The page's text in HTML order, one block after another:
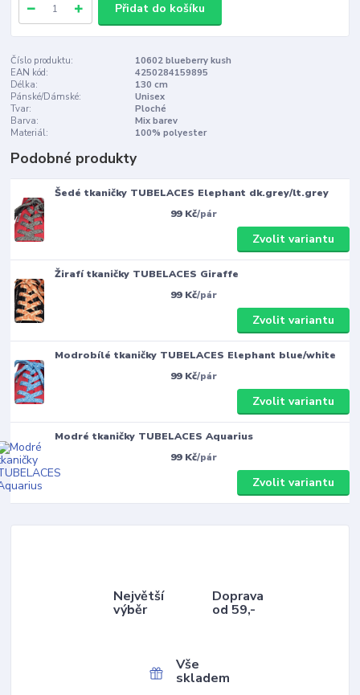
Přidat do košíku
Číslo produktu:
10602 blueberry kush
EAN kód:
4250284159895
Délka:
130 cm
Pánské/Dámské:
Unisex
Tvar:
Ploché
Barva:
Mix barev
Materiál:
100% polyester
Podobné produkty
Šedé tkaničky TUBELACES Elephant dk.grey/lt.grey
99 Kč/pár
Zvolit variantu
Žirafí tkaničky TUBELACES Giraffe
99 Kč/pár
Zvolit variantu
Modrobílé tkaničky TUBELACES Elephant blue/white
99 Kč/pár
Zvolit variantu
Modré tkaničky TUBELACES Aquarius
99 Kč/pár
Zvolit variantu
Největší
výběr
Doprava
od 59,-
Vše
skladem